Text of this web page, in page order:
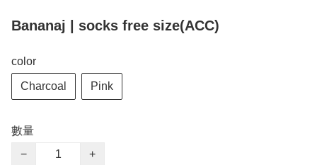
Bananaj | socks free size(ACC)
color
Charcoal Pink
數量
−
+